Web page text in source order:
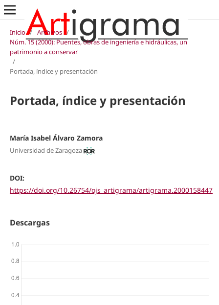
Inicio / Archivos /
Núm. 15 (2000): Puentes, obras de ingeniería e hidráulicas, un
patrimonio a conservar
/
Portada, índice y presentación
Portada, índice y presentación
María Isabel Álvaro Zamora
Universidad de Zaragoza
DOI:
https://doi.org/10.26754/ojs_artigrama/artigrama.2000158447
Descargas